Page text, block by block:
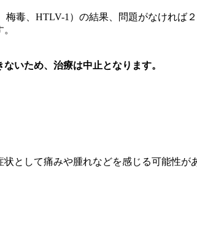
毒、HTLV-1）の結果、問題がなければ２
いため、治療は中止となります。
として痛みや腫れなどを感じる可能性が